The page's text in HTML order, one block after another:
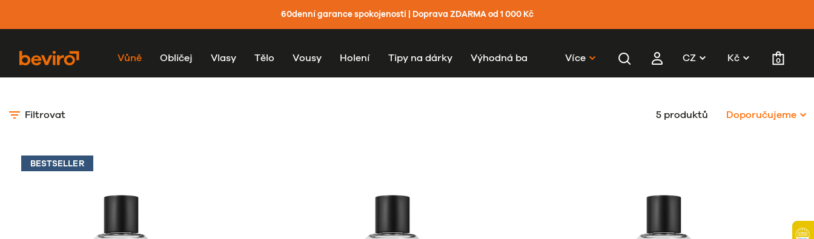
60denní garance spokojenosti | Doprava ZDARMA od 1 000 Kč
Vůně Obličej Vlasy Tělo Vousy Holení Tipy na dárky Výhodná balení Více CZ Kč 0
Filtrovat 5 produktů Doporučujeme
BESTSELLER